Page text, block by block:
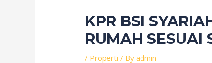
KPR BSI
RUMAH SESUAI
/ Properti / Byadmin